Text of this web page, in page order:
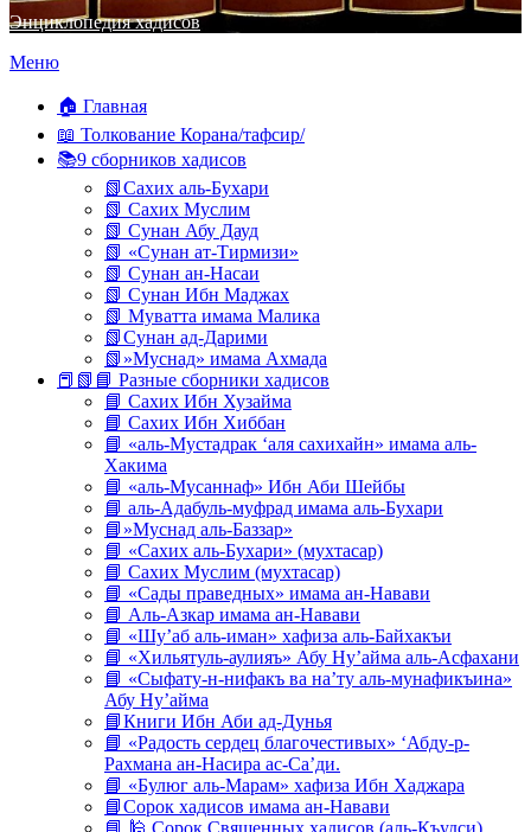
Энциклопедия хадисов
Перейти
содержимому
Меню
🏠 Главная
📖 Толкование Корана/тафсир/
📚9 сборников хадисов
📗Сахих аль-Бухари
📗 Сахих Муслим
📗 Сунан Абу Дауд
📗 «Сунан ат-Тирмизи»
📗 Сунан ан-Насаи
📗 Сунан Ибн Маджах
📗 Муватта имама Малика
📗Сунан ад-Дарими
📗»Муснад» имама Ахмада
📕📗📘 Разные сборники хадисов
📘 Сахих Ибн Хузайма
📘 Сахих Ибн Хиббан
📘 «аль-Мустадрак ‘аля сахихайн» имама аль-
Хакима
📘 «аль-Мусаннаф» Ибн Аби Шейбы
📘 аль-Адабуль-муфрад имама аль-Бухари
📘»Муснад аль-Баззар»
📘 «Сахих аль-Бухари» (мухтасар)
📘 Сахих Муслим (мухтасар)
📘 «Сады праведных» имама ан-Навави
📘 Аль-Азкар имама ан-Навави
📘 «Шу’аб аль-иман» хафиза аль-Байхакъи
📘 «Хильятуль-аулияъ» Абу Ну’айма аль-Асфахани
📘 «Сыфату-н-нифакъ ва на’ту аль-мунафикъина»
Абу Ну’айма
📘Книги Ибн Аби ад-Дунья
📘 «Радость сердец благочестивых» ‘Абду-р-
Рахмана ан-Насира ас-Са’ди.
📘 «Булюг аль-Марам» хафиза Ибн Хаджара
📘Сорок хадисов имама ан-Навави
📘 🕌 Сорок Священных хадисов (аль-Къудси)